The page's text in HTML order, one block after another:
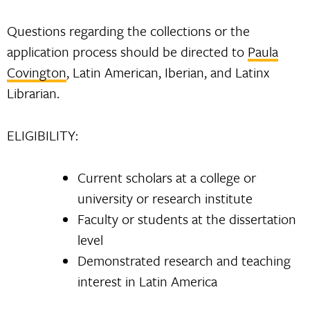
Questions regarding the collections or the
application process should be directed to Paula
Covington, Latin American, Iberian, and Latinx
Librarian.
ELIGIBILITY:
Current scholars at a college or
university or research institute
Faculty or students at the dissertation
level
Demonstrated research and teaching
interest in Latin America